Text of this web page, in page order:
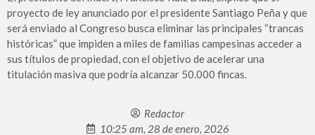
proyecto de ley anunciado por el presidente Santiago Peña y que
será enviado al Congreso busca eliminar las principales “trancas
históricas” que impiden a miles de familias campesinas acceder a
sus títulos de propiedad, con el objetivo de acelerar una
titulación masiva que podría alcanzar 50.000 fincas.
Redactor
10:25 am, 28 de enero, 2026